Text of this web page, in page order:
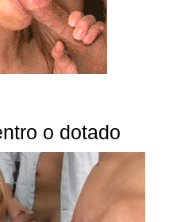
o dotado